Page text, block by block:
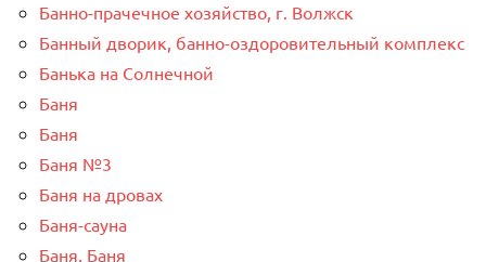
Банно-прачечное хозяйство, г. Волжск
Банный дворик, банно-оздоровительный комплекс
Банька на Солнечной
Баня
Баня
Баня №3
Баня на дровах
Баня-сауна
Баня, Баня